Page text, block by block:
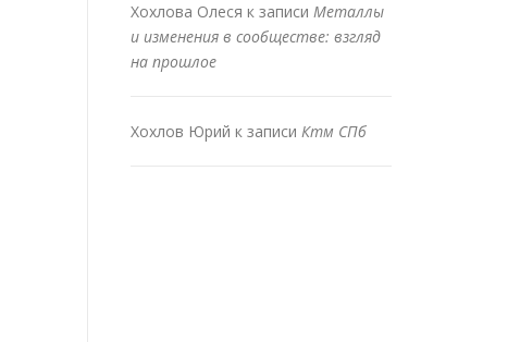
Хохлова Олеся к записи Металлы
и изменения в сообществе: взгляд
на прошлое
Хохлов Юрий к записи Ктм СПб